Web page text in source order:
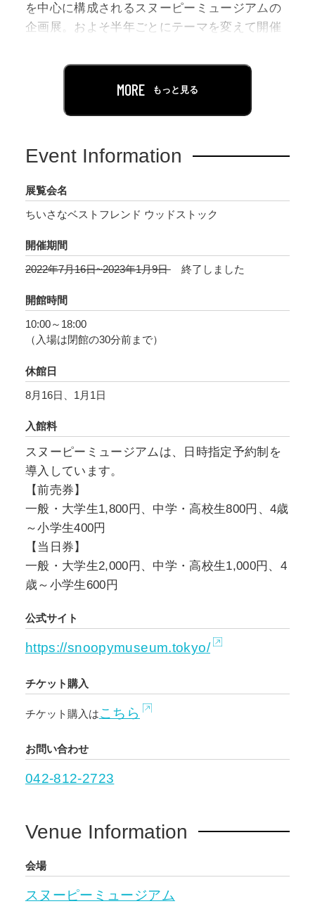
を中心に構成されるスヌーピーミュージアムの
企画展。およそ半年ごとにテーマを変えて開催
今回の企画展のテーマは「ウッドストック」。
ら、次回は人気キャラクター「ウッドストッ
クターの多い「ピーナッツ」。中でも小鳥のウ
さくてかわいらしく、けれどもちょっぴり謎に
包まれた存在です。「小さい」存在であること
生きている。そんなウッドストックは、数々の
ユニークなエピソードを通じて現在の私たちを
勇気づけてくれるはずです。
MORE もっと見る
Event Information
展覧会名
ちいさなベストフレンド ウッドストック
開催期間
2022年7月16日~2023年1月9日
終了しました
開館時間
10:00～18:00
（入場は閉館の30分前まで）
休館日
8月16日、1月1日
入館料
スヌーピーミュージアムは、日時指定予約制を
導入しています。
【前売券】
一般・大学生1,800円、中学・高校生800円、4歳
～小学生400円
【当日券】
一般・大学生2,000円、中学・高校生1,000円、4
歳～小学生600円
公式サイト
https://snoopymuseum.tokyo/
チケット購入
チケット購入はこちら
お問い合わせ
042-812-2723
Venue Information
会場
スヌーピーミュージアム